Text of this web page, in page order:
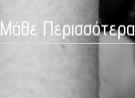
Μάθε Περισσότερα